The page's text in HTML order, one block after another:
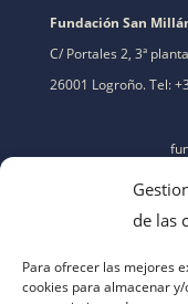
de las
Para ofrecer las mejores
cookies para almacenar
Fundación San
C/ Portales 2, 3ª
26001 Logroño. Tel: